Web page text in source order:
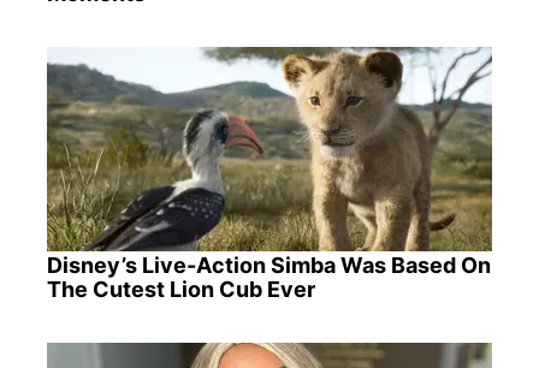
Disney’s Live-Action Simba Was Based On
The Cutest Lion Cub Ever